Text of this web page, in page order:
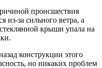
происшествия
из-за сильного ветра, а
крыши упала на
конструкции этого
но никаких проблем